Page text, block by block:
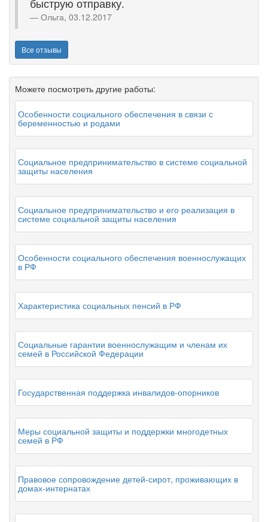
быструю отправку.
Ольга, 03.12.2017
Все отзывы
Можете посмотреть другие работы:
Особенности социального обеспечения в связи с
беременностью и родами
Социальное предпринимательство в системе социальной
защиты населения
Социальное предпринимательство и его реализация в
системе социальной защиты населения
Особенности социального обеспечения военнослужащих
в РФ
Характеристика социальных пенсий в РФ
Социальные гарантии военнослужащим и членам их
семей в Российской Федерации
Государственная поддержка инвалидов-опорников
Меры социальной защиты и поддержки многодетных
семей в РФ
Правовое сопровождение детей-сирот, проживающих в
домах-интернатах